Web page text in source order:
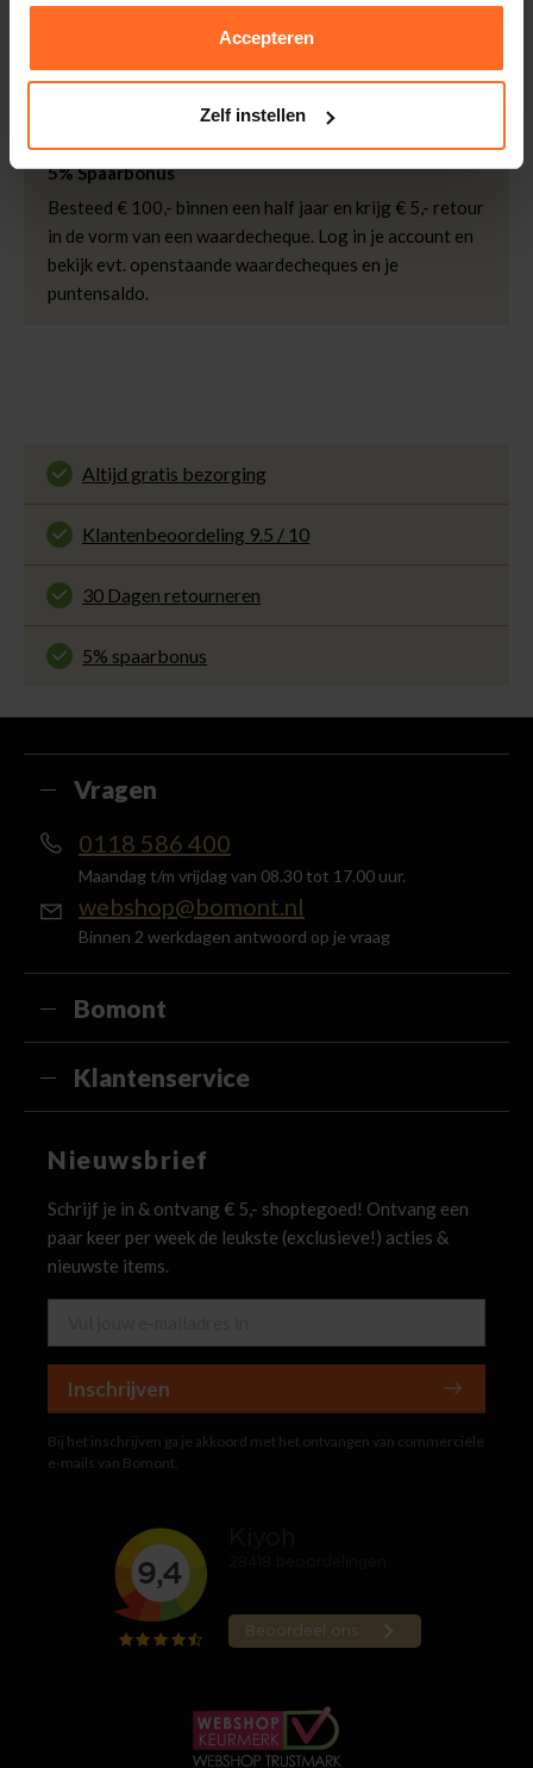
Accepteren
Zelf instellen
draagt maat S
één van de vele betaalopties.
5% Spaarbonus
Besteed € 100,- binnen een half jaar en krijg € 5,- retour
in de vorm van een waardecheque. Log in je account en
bekijk evt. openstaande waardecheques en je
puntensaldo.
Altijd gratis bezorging
En binnen 1 tot 3 werkdagen door DHL
thuisbezorgd. Bekijk alle informatie over
Klantenbeoordeling 9.5 / 10
Onze klanten beoordelen ons met een 9.5 uit 10
op Kiyoh. Bekijk alle reviews of deel jouw eigen
ervaring met ons.
30 Dagen retourneren
Gemakkelijk en voordelig via de DHL Parcelshop
voor slechts € 4,95 of gratis in onze winkels.
5% spaarbonus
Vragen
0118 586 400
Maandag t/m vrijdag van 08.30 tot 17.00 uur.
webshop@bomont.nl
Binnen 2 werkdagen antwoord op je vraag
Bomont
Klantenservice
Nieuwsbrief
Schrijf je in & ontvang € 5,- shoptegoed! Ontvang een
paar keer per week de leukste (exclusieve!) acties &
nieuwste items.
Inschrijven
Bij het inschrijven ga je akkoord met het ontvangen van commerciële
e-mails van Bomont.